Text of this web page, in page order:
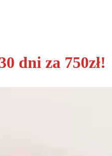
dni za 750zł!